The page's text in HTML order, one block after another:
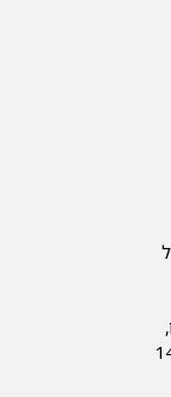
מיליון שקל, כאשר רובן נעו סביב 14